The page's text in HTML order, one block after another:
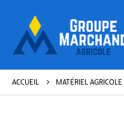
ACCUEIL MATÉRIEL AGRICOLE